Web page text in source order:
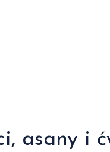
asany i